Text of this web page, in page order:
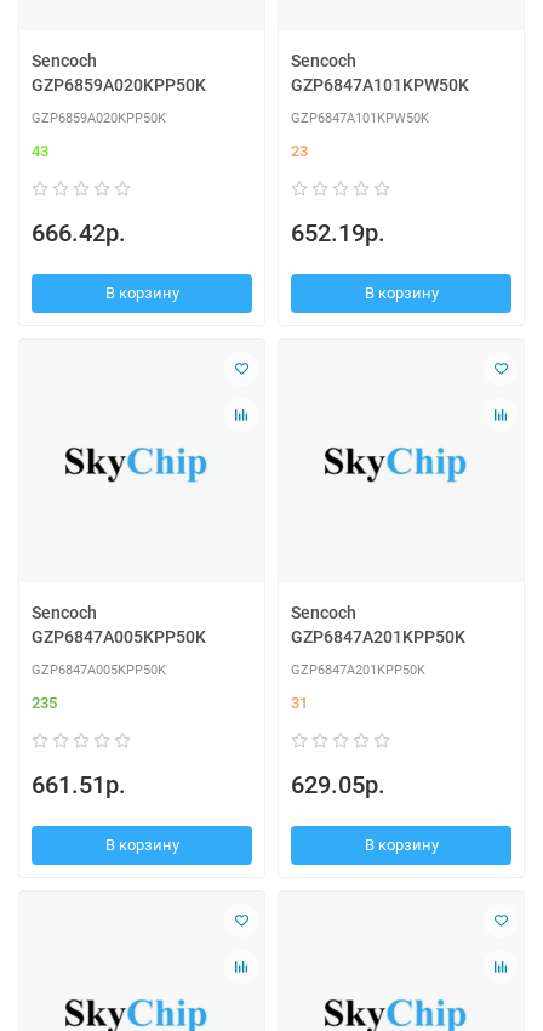
Sencoch
GZP6859A020KPP50K
GZP6859A020KPP50K
43
666.42р.
В корзину
Sencoch
GZP6847A101KPW50K
GZP6847A101KPW50K
23
652.19р.
В корзину
Sencoch
GZP6847A005KPP50K
GZP6847A005KPP50K
235
661.51р.
В корзину
Sencoch
GZP6847A201KPP50K
GZP6847A201KPP50K
31
629.05р.
В корзину